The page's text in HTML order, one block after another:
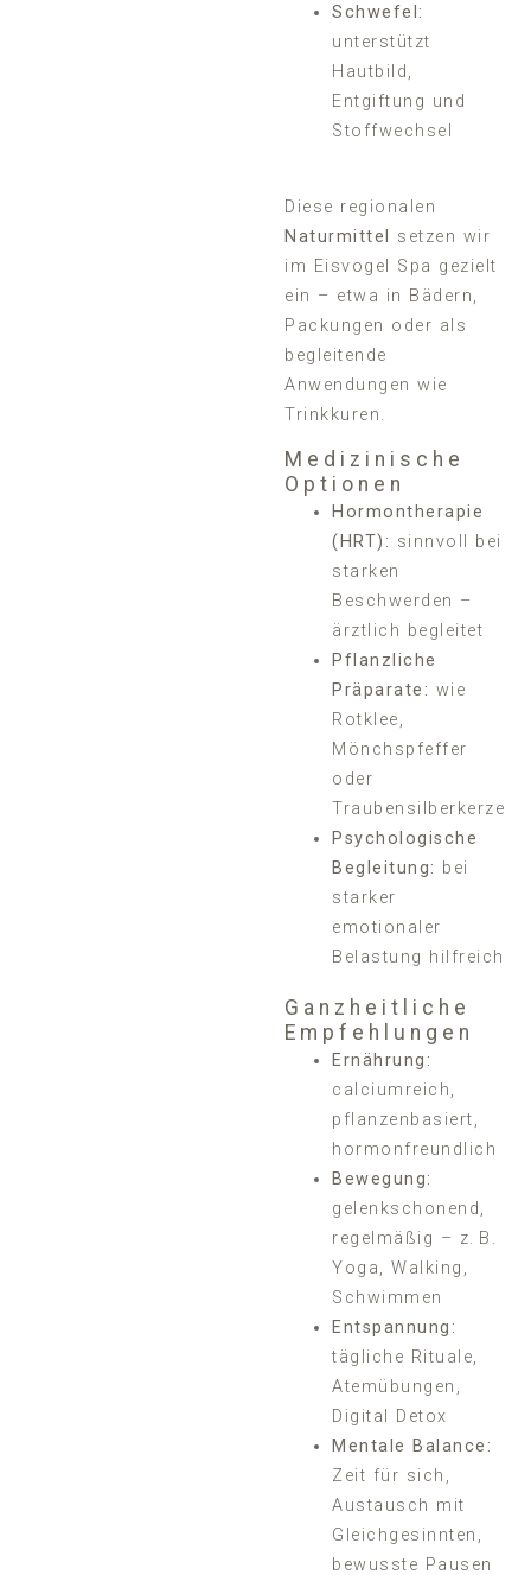
Schwefel:
unterstützt
Hautbild,
Entgiftung und
Stoffwechsel
Diese regionalen
Naturmittel
setzen wir
im Eisvogel Spa gezielt
ein – etwa in Bädern,
Packungen oder als
begleitende
Anwendungen wie
Trinkkuren.
Medizinische
Optionen
Hormontherapie
(HRT): sinnvoll bei
starken
Beschwerden –
ärztlich begleitet
Pflanzliche
Präparate: wie
Rotklee,
Mönchspfeffer
oder
Traubensilberkerze
Psychologische
Begleitung: bei
starker
emotionaler
Belastung hilfreich
Ganzheitliche
Empfehlungen
Ernährung:
calciumreich,
pflanzenbasiert,
hormonfreundlich
Bewegung:
gelenkschonend,
regelmäßig – z. B.
Yoga, Walking,
Schwimmen
Entspannung:
tägliche Rituale,
Atemübungen,
Digital Detox
Mentale Balance:
Zeit für sich,
Austausch mit
Gleichgesinnten,
bewusste Pausen